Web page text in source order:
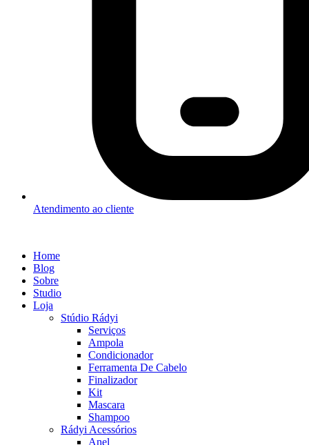
Atendimento ao cliente
Home
Blog
Sobre
Studio
Loja
Stúdio Rádyi
Serviços
Ampola
Condicionador
Ferramenta De Cabelo
Finalizador
Kit
Mascara
Shampoo
Rádyi Acessórios
Anel